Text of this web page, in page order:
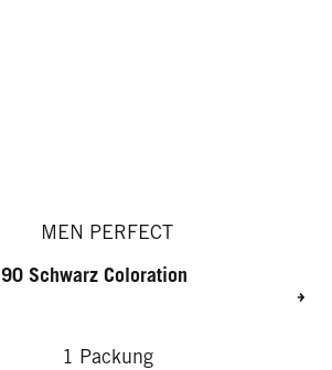
MEN PERFECT
90 Schwarz Coloration
1 Packung